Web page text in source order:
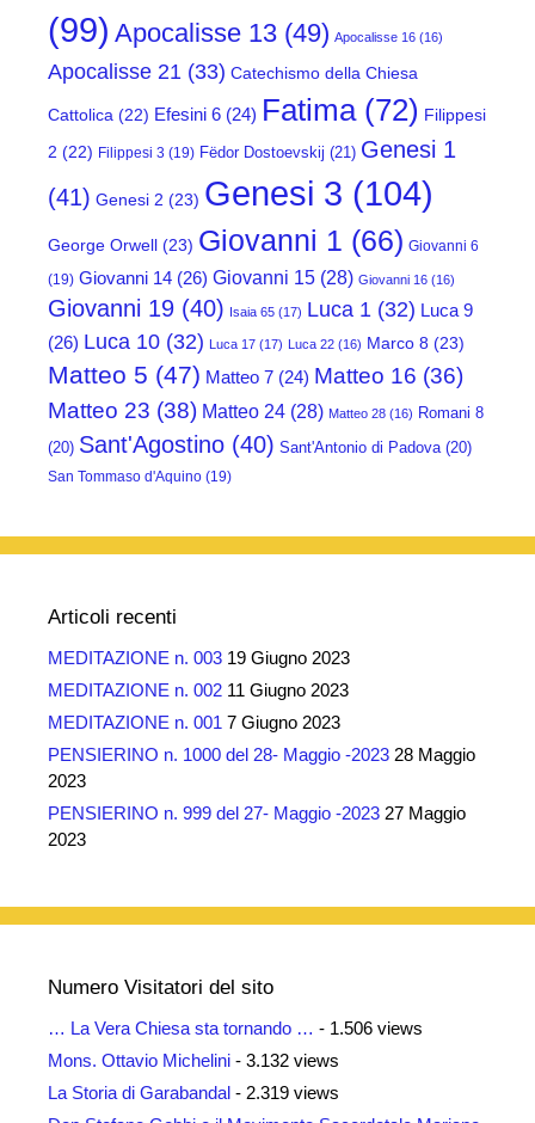
(99) Apocalisse 13 (49) Apocalisse 16 (16)
Apocalisse 21 (33) Catechismo della Chiesa
Cattolica (22) Efesini 6 (24) Fatima(72) Filippesi
2 (22) Filippesi 3 (19) Fëdor Dostoevskij (21) Genesi 1
(41) Genesi 2 (23) Genesi 3 (104)
George Orwell (23) Giovanni 1 (66) Giovanni 6
(19) Giovanni 14 (26) Giovanni 15 (28) Giovanni 16 (16)
Giovanni 19 (40) Isaia 65 (17) Luca 1 (32) Luca 9
(26) Luca 10 (32) Luca 17 (17) Luca 22 (16) Marco 8 (23)
Matteo 5 (47) Matteo 7 (24) Matteo 16 (36)
Matteo 23 (38) Matteo 24 (28) Matteo 28 (16) Romani 8
(20) Sant'Agostino (40) Sant'Antonio di Padova(20)
San Tommaso d'Aquino (19)
Articoli recenti
MEDITAZIONE n. 003 19 Giugno 2023
MEDITAZIONE n. 002 11 Giugno 2023
MEDITAZIONE n. 001 7 Giugno 2023
PENSIERINO n. 1000 del 28- Maggio -2023 28 Maggio
2023
PENSIERINO n. 999 del 27- Maggio -2023 27 Maggio
2023
Numero Visitatori del sito
… La Vera Chiesa sta tornando … - 1.506 views
Mons. Ottavio Michelini - 3.132 views
La Storia di Garabandal - 2.319 views